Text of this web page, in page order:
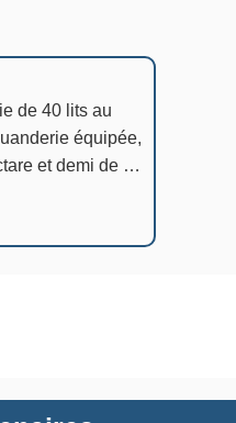
de 40 lits au
équipée,
et demi de …